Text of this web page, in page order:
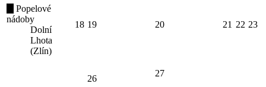
Popelové
nádoby
Dolní
Lhota
(Zlín)
18 19 20 21 22 23
26
27